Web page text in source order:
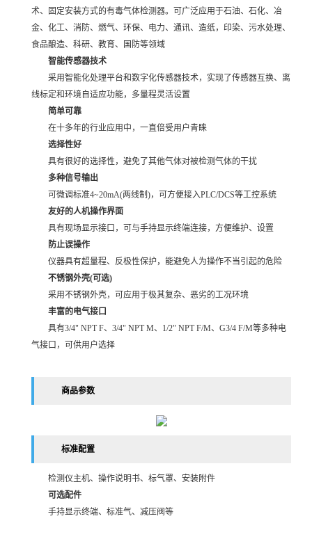
术、固定安装方式的有毒气体检测器。可广泛应用于石油、石化、冶
金、化工、消防、燃气、环保、电力、通讯、造纸，印染、污水处理、
食品酿造、科研、教育、国防等领域
智能传感器技术
采用智能化处理平台和数字化传感器技术，实现了传感器互换、离
线标定和环境自适应功能，多量程灵活设置
简单可靠
在十多年的行业应用中，一直倍受用户青睐
选择性好
具有很好的选择性，避免了其他气体对被检测气体的干扰
多种信号输出
可微调标准4~20mA(两线制)，可方便接入PLC/DCS等工控系统
友好的人机操作界面
具有现场显示接口，可与手持显示终端连接，方便维护、设置
防止误操作
仪器具有超量程、反极性保护，能避免人为操作不当引起的危险
不锈钢外壳(可选)
采用不锈钢外壳，可应用于极其复杂、恶劣的工况环境
丰富的电气接口
具有3/4" NPT F、3/4" NPT M、1/2" NPT F/M、G3/4 F/M等多种电
气接口，可供用户选择
商品参数
标准配置
检测仪主机、操作说明书、标气罩、安装附件
可选配件
手持显示终端、标准气、减压阀等